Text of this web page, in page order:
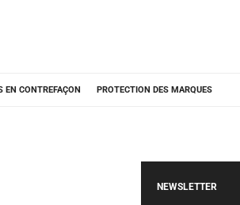
EN CONTREFAÇON PROTECTION DES MARQUES
NEWSLETTER